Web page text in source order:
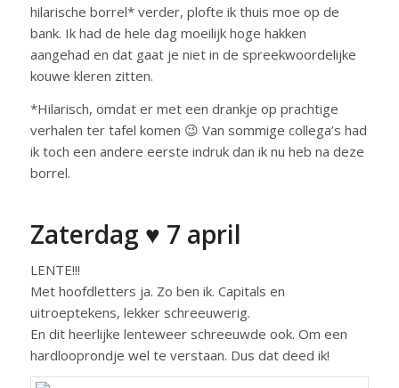
hilarische borrel* verder, plofte ik thuis moe op de
bank. Ik had de hele dag moeilijk hoge hakken
aangehad en dat gaat je niet in de spreekwoordelijke
kouwe kleren zitten.
*Hilarisch, omdat er met een drankje op prachtige
verhalen ter tafel komen 😉 Van sommige collega’s had
ik toch een andere eerste indruk dan ik nu heb na deze
borrel.
Zaterdag ♥ 7 april
LENTE!!!
Met hoofdletters ja. Zo ben ik. Capitals en
uitroeptekens, lekker schreeuwerig.
En dit heerlijke lenteweer schreeuwde ook. Om een
hardlooprondje wel te verstaan. Dus dat deed ik!